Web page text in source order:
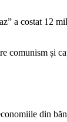
a costat 12
comunism și
din